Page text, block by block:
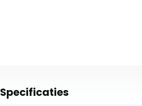
Specificaties